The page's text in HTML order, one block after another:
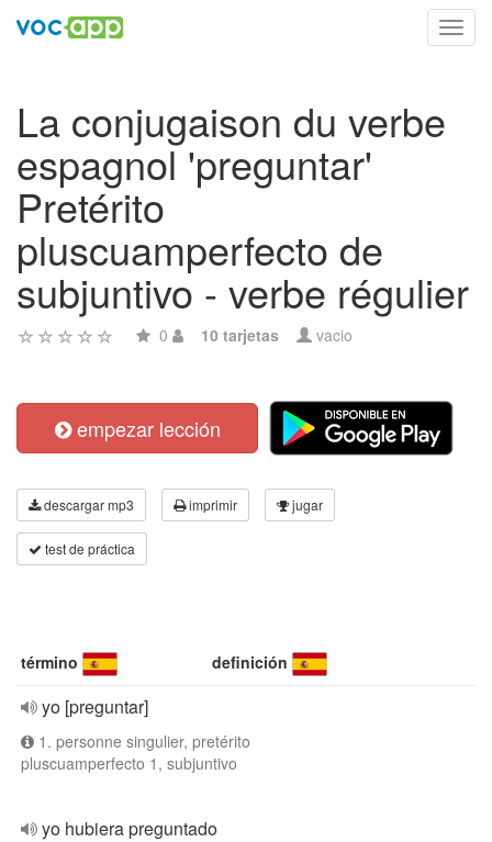
La conjugaison du verbe
espagnol 'preguntar'
Pretérito
pluscuamperfecto de
subjuntivo - verbe régulier
0 10 tarjetas vacio
empezar lección
descargar mp3 imprimir jugar
test de práctica
término definición
yo [preguntar]
1. personne singulier, pretérito
pluscuamperfecto 1, subjuntivo
yo hubiera preguntado